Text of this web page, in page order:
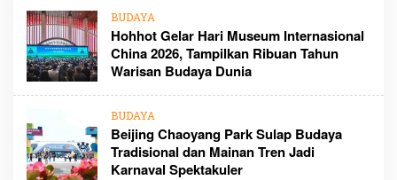
BUDAYA
Hohhot Gelar Hari Museum Internasional
China 2026, Tampilkan Ribuan Tahun
Warisan Budaya Dunia
BUDAYA
Beijing Chaoyang Park Sulap Budaya
Tradisional dan Mainan Tren Jadi
Karnaval Spektakuler